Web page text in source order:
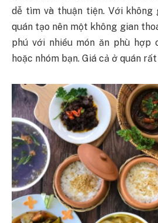
dễ tìm và thuận tiện. Với không
quán tạo nên một không gian
phú với nhiều món ăn phù hợp
hoặc nhóm bạn. Giá cả ở quán